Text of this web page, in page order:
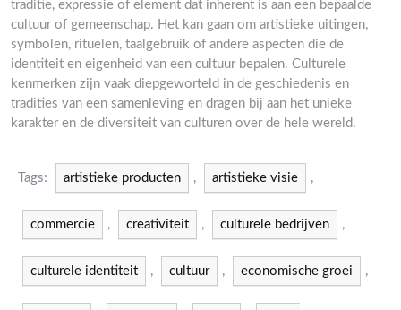
traditie, expressie of element dat inherent is aan een bepaalde
cultuur of gemeenschap. Het kan gaan om artistieke uitingen,
symbolen, rituelen, taalgebruik of andere aspecten die de
identiteit en eigenheid van een cultuur bepalen. Culturele
kenmerken zijn vaak diepgeworteld in de geschiedenis en
tradities van een samenleving en dragen bij aan het unieke
karakter en de diversiteit van culturen over de hele wereld.
Tags: artistieke producten , artistieke visie ,
commercie , creativiteit , culturele bedrijven ,
culturele identiteit , cultuur , economische groei ,